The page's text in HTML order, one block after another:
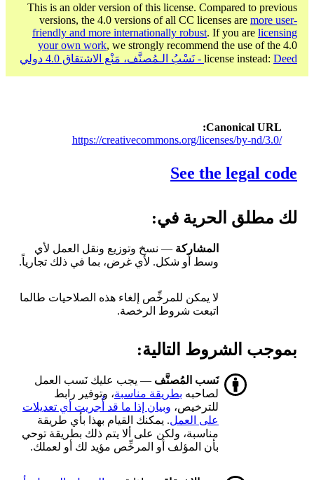
This is an older version of this license. Compared to previous
versions, the 4.0 versions of all CC licenses are more user-
friendly and more internationally robust. If you are licensing
your own work, we strongly recommend the use of the 4.0
license instead: Deed - نَسْبُ الـمُصنَّف، مَنْع الاشتقاق 4.0 دولي
Canonical URL
https://creativecommons.org/licenses/by-nd/3.0/
See the legal code
لك مطلق الحرية في:
المشاركة — نسخ وتوزيع ونقل العمل لأي
وسط أو شكل. لأي غرض، بما في ذلك تجارياً.
لا يمكن للمرخِّص إلغاء هذه الصلاحيات طالما
اتبعت شروط الرخصة.
بموجب الشروط التالية:
نَسب المُصنَّف — يجب عليك نَسب العمل
لصاحبه بطريقة مناسبة، وتوفير رابط
للترخيص، وبيان إذا ما قد أُجريت أي تعديلات
على العمل. يمكنك القيام بهذا بأي طريقة
مناسبة، ولكن على ألا يتم ذلك بطريقة توحي
بأن المؤلف أو المرخِّص مؤيد لك أو لعملك.